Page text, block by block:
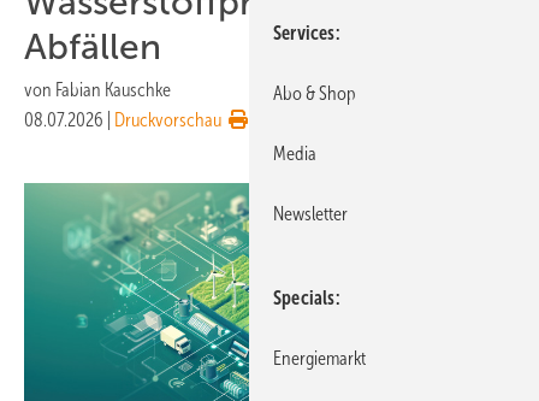
Abfällen
von Fabian Kauschke
08.07.2026
Druckvorschau
Services
Abo & Shop
Media
Newsletter
Specials
Energiemarkt